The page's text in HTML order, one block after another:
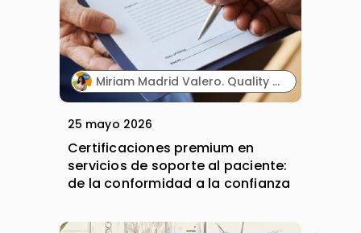
Miriam Madrid Valero. Quality & Compliance Manager. PHD Lifescience.
25 mayo 2026
Certificaciones premium en
servicios de soporte al paciente:
de la conformidad a la confianza